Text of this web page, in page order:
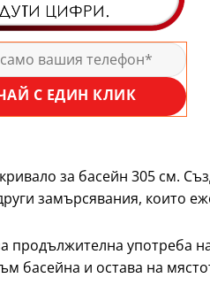
С ЕДИН КЛИК
за басейн 305 см.
замърсявания, които
продължителна употреба
басейна и остава на